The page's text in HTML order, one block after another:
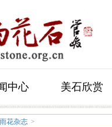
中心 美石欣赏
雨花杂志 >